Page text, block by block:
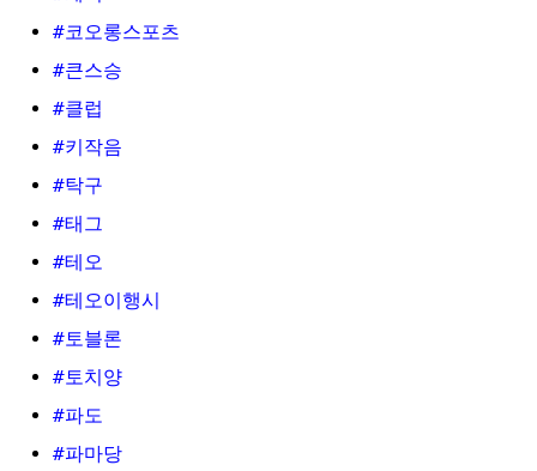
#코오롱스포츠
#큰스승
#클럽
#키작음
#탁구
#태그
#테오
#테오이행시
#토블론
#토치양
#파도
#파마당